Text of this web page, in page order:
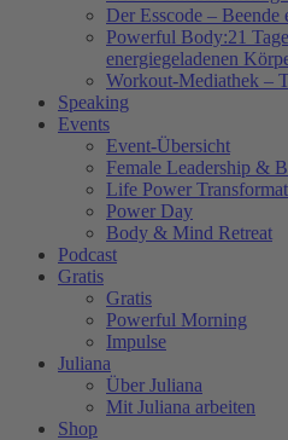
Der Esscode – Beende
Powerful Body:21
energiegeladenen
Workout-Mediathek –
Speaking
Events
Event-Übersicht
Female Leadership &
Life Power
Power Day
Body & Mind Retreat
Podcast
Gratis
Gratis
Powerful Morning
Impulse
Juliana
Über Juliana
Mit Juliana arbeiten
Shop